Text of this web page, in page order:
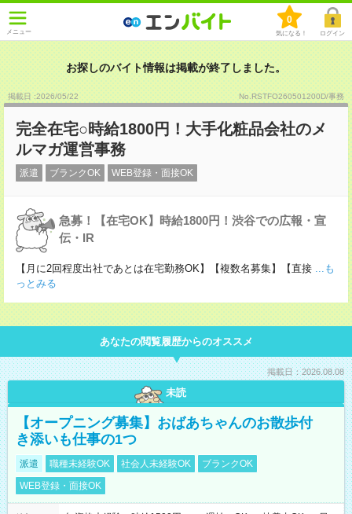
メニュー
0
気になる！ ログイン
お探しのバイト情報は掲載が終了しました。
掲載日 :2026/05/22 No.RSTFO260501200D/事務
完全在宅○時給1800円！大手化粧品会社のメ
ルマガ運営事務
派遣 ブランクOK WEB登録・面接OK
急募！【在宅OK】時給1800円！渋谷での広報・宣
伝・IR
【月に2回程度出社であとは在宅勤務OK】【複数名募集】【直接 ...も
っとみる
あなたの閲覧履歴からのオススメ
掲載日：2026.08.08
未読
【オープニング募集】おばあちゃんのお散歩付
き添いも仕事の1つ
派遣 職種未経験OK 社会人未経験OK
ブランクOK
WEB登録・面接OK